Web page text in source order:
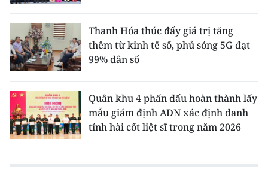
Thanh Hóa thúc đẩy giá trị tăng
thêm từ kinh tế số, phủ sóng 5G đạt
99% dân số
Quân khu 4 phấn đấu hoàn thành lấy
mẫu giám định ADN xác định danh
tính hài cốt liệt sĩ trong năm 2026